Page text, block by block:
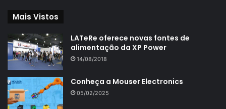
Mais Vistos
LATeRe oferece novas fontes de
alimentação da XP Power
14/08/2018
Conheça a Mouser Electronics
05/02/2025